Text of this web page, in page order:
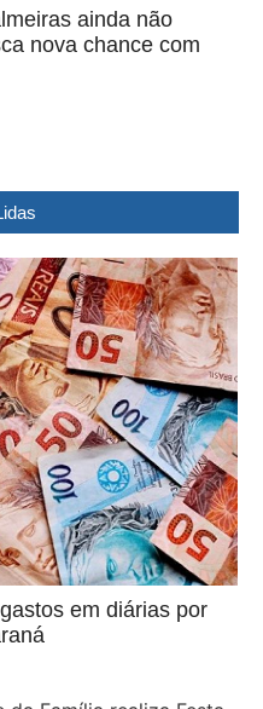
ainda não
nova chance com
em diárias por